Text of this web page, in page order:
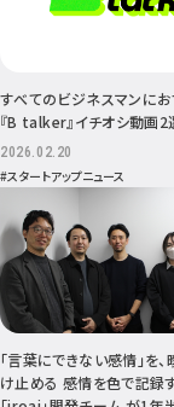
すべてのビジネスマンに
『B talker』イチオシ動画2
2026.02.20
#スタートアップニュース
「言葉にできない感情」を
け止める 感情を色で記録